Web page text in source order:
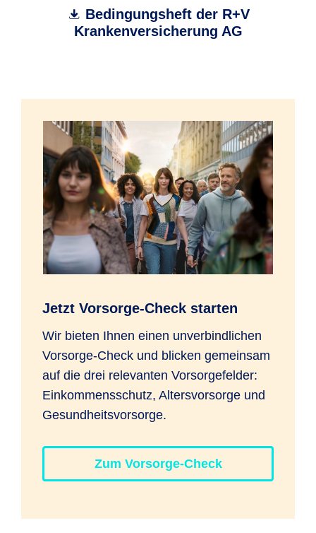
Bedingungsheft der R+V
Krankenversicherung AG
Jetzt Vorsorge-Check starten
Wir bieten Ihnen einen unverbindlichen
Vorsorge-Check und blicken gemeinsam
auf die drei relevanten Vorsorgefelder:
Einkommensschutz, Altersvorsorge und
Gesundheitsvorsorge.
Zum Vorsorge-Check